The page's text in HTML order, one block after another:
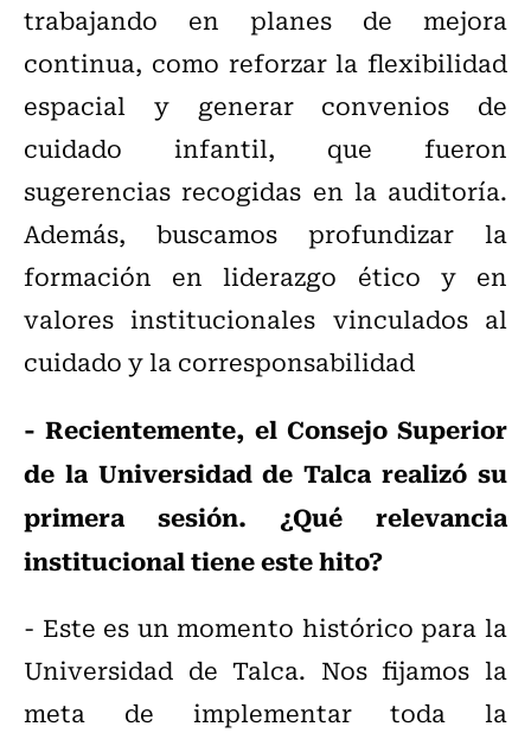
trabajando en planes de mejora
continua, como reforzar la flexibilidad
espacial y generar convenios de
cuidado infantil, que fueron
sugerencias recogidas en la auditoría.
Además, buscamos profundizar la
formación en liderazgo ético y en
valores institucionales vinculados al
cuidado y la corresponsabilidad
- Recientemente, el Consejo Superior
de la Universidad de Talca realizó su
primera sesión. ¿Qué relevancia
institucional tiene este hito?
- Este es un momento histórico para la
Universidad de Talca. Nos fijamos la
meta de implementar toda la